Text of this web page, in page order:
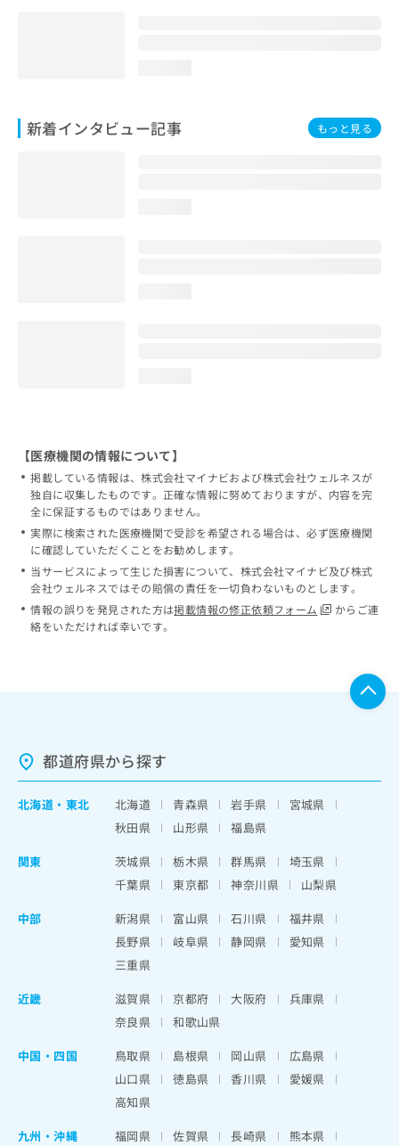
新着インタビュー記事 もっと見る
【医療機関の情報について】
掲載している情報は、株式会社マイナビおよび株式会社ウェルネスが
独自に収集したものです。正確な情報に努めておりますが、内容を完
全に保証するものではありません。
実際に検索された医療機関で受診を希望される場合は、必ず医療機関
に確認していただくことをお勧めします。
当サービスによって生じた損害について、株式会社マイナビ及び株式
会社ウェルネスではその賠償の責任を一切負わないものとします。
情報の誤りを発見された方は掲載情報の修正依頼フォーム
からご連
絡をいただければ幸いです。
都道府県から探す
北海道 ・ 東北 北海道 青森県 岩手県
宮城県
秋田県
山形県
福島県
関東
茨城県 栃木県 群馬県
埼玉県
千葉県
東京都 神奈川県
山梨県
中部
新潟県 富山県 石川県
福井県
長野県
岐阜県 静岡県
愛知県
三重県
近畿
滋賀県 京都府 大阪府
兵庫県
奈良県
和歌山県
中国・四国
鳥取県 島根県 岡山県
広島県
山口県
徳島県 香川県
愛媛県
高知県
九州・沖縄
福岡県 佐賀県 長崎県 熊本県